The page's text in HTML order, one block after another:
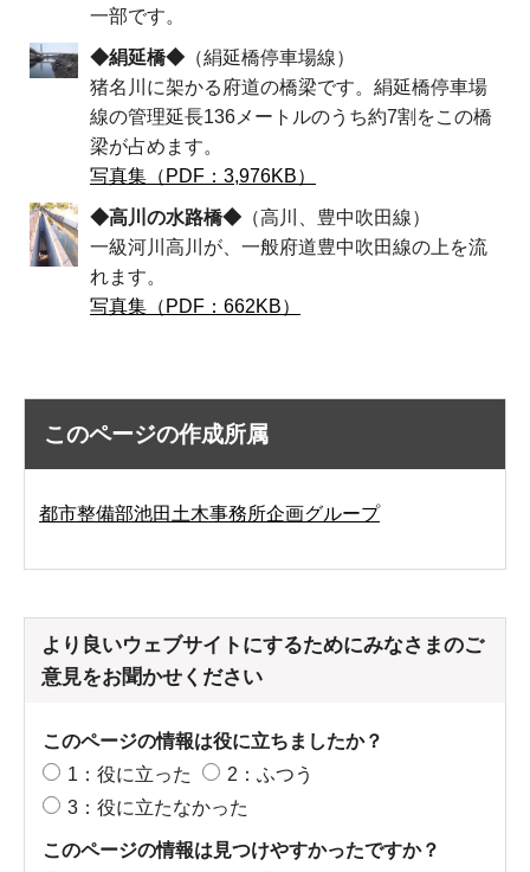
一部です。
◆絹延橋◆ （絹延橋停車場線）
猪名川に架かる府道の橋梁です。絹延橋停車場
線の管理延長136メートルのうち約7割をこの橋
梁が占めます。
写真集（PDF：3,976KB）
◆高川の水路橋◆ （高川、豊中吹田線）
一級河川高川が、一般府道豊中吹田線の上を流
れます。
写真集（PDF：662KB）
このページの作成所属
都市整備部池田土木事務所企画グループ
より良いウェブサイトにするためにみなさまのご
意見をお聞かせください
このページの情報は役に立ちましたか？
1：役に立った
2：ふつう
3：役に立たなかった
このページの情報は見つけやすかったですか？